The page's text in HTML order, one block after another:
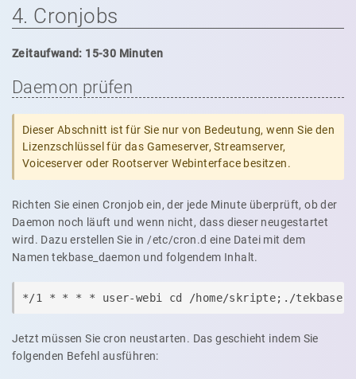
4. Cronjobs
Zeitaufwand: 15-30 Minuten
Daemon prüfen
Dieser Abschnitt ist für Sie nur von Bedeutung, wenn Sie den
Lizenzschlüssel für das Gameserver, Streamserver,
Voiceserver oder Rootserver Webinterface besitzen.
Richten Sie einen Cronjob ein, der jede Minute überprüft, ob der
Daemon noch läuft und wenn nicht, dass dieser neugestartet
wird. Dazu erstellen Sie in /etc/cron.d eine Datei mit dem
Namen tekbase_daemon und folgendem Inhalt.
*/1 * * * * user-webi cd /home/skripte;./tekbase 18
Jetzt müssen Sie cron neustarten. Das geschieht indem Sie
folgenden Befehl ausführen: